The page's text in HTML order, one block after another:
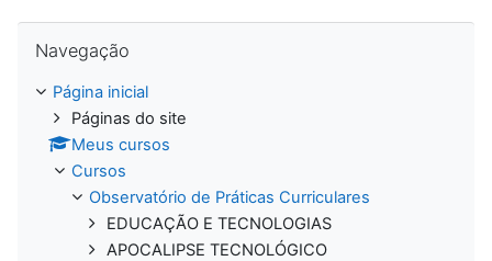
Navegação
Página inicial
Páginas do site
Meus cursos
Cursos
Observatório de Práticas Curriculares
EDUCAÇÃO E TECNOLOGIAS
APOCALIPSE TECNOLÓGICO